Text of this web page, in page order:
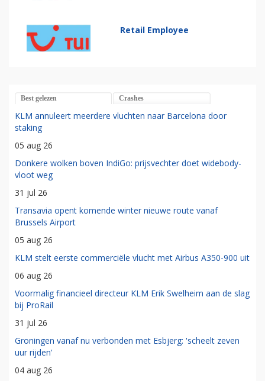
Retail Employee
Best gelezen Crashes
KLM annuleert meerdere vluchten naar Barcelona door
staking
05 aug 26
Donkere wolken boven IndiGo: prijsvechter doet widebody-
vloot weg
31 jul 26
Transavia opent komende winter nieuwe route vanaf
Brussels Airport
05 aug 26
KLM stelt eerste commerciële vlucht met Airbus A350-900 uit
06 aug 26
Voormalig financieel directeur KLM Erik Swelheim aan de slag
bij ProRail
31 jul 26
Groningen vanaf nu verbonden met Esbjerg: 'scheelt zeven
uur rijden'
04 aug 26